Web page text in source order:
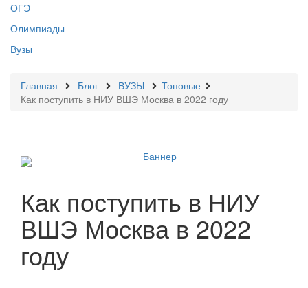
ОГЭ
Олимпиады
Вузы
Главная Блог ВУЗЫ
Топовые
Как поступить в НИУ ВШЭ Москва в 2022 году
Как поступить в НИУ
ВШЭ Москва в 2022
году